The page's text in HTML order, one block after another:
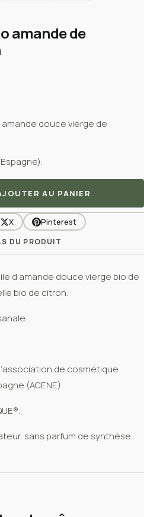
amande de
douce vierge de
AU PANIER
X Pinterest
DU PRODUIT
d’amande douce vierge bio de
bio de citron.
de cosmétique
(ACENE).
sans parfum de synthèse.